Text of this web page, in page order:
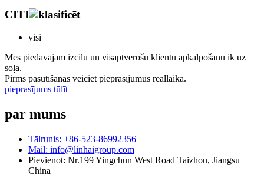
CITI
visi
Mēs piedāvājam izcilu un visaptverošu klientu apkalpošanu ik uz
soļa.
Pirms pasūtīšanas veiciet pieprasījumus reāllaikā.
pieprasījums tūlīt
par mums
Tālrunis: +86-523-86992356
Mail: info@linhaigroup.com
Pievienot: Nr.199 Yingchun West Road Taizhou, Jiangsu
China